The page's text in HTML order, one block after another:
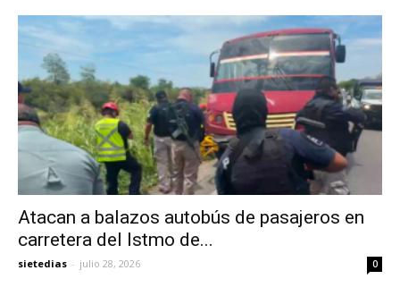
Atacan a balazos autobús de pasajeros en
carretera del Istmo de...
sietedias - julio 28, 2026 0